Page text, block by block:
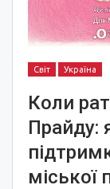
Світ Україна
Коли
Прайду:
міської